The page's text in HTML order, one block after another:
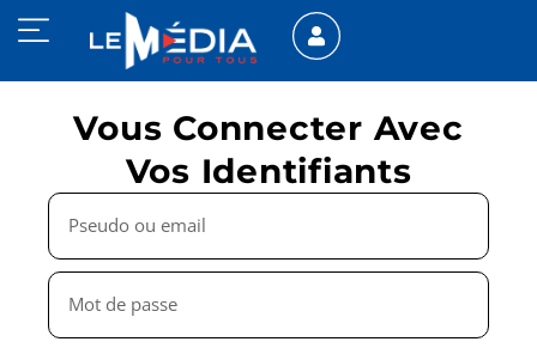
Vous Connecter Avec
Vos Identifiants